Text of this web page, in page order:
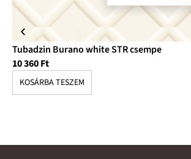
Tubadzin Burano white STR csempe
10 360Ft
KOSÁRBA TESZEM